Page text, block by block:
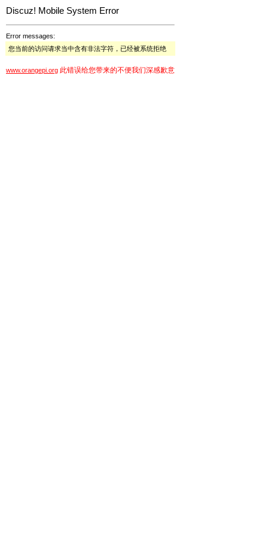
Discuz! Mobile System Error
Error messages:
您当前的访问请求当中含有非法字符，已经被系统拒绝
www.orangepi.org 此错误给您带来的不便我们深感歉意